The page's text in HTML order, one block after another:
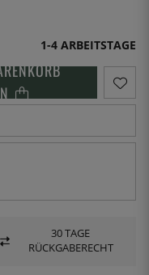
1-4 ARBEITSTAGE
30 TAGE
RÜCKGABERECHT